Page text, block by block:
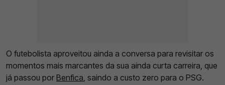
O futebolista aproveitou ainda a conversa para revisitar os
momentos mais marcantes da sua ainda curta carreira, que
já passou por Benfica, saindo a custo zero para o PSG.